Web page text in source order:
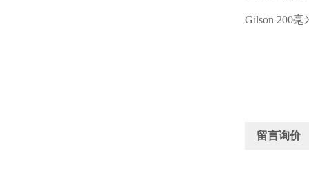
Gilson 200毫
留言询价